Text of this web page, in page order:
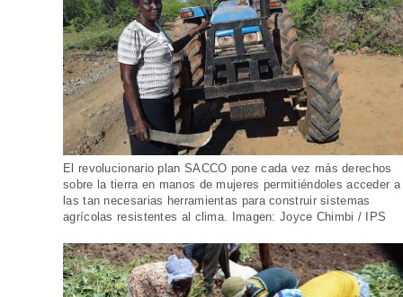
El revolucionario plan SACCO pone cada vez más derechos
sobre la tierra en manos de mujeres permitiéndoles acceder a
las tan necesarias herramientas para construir sistemas
agrícolas resistentes al clima. Imagen: Joyce Chimbi / IPS